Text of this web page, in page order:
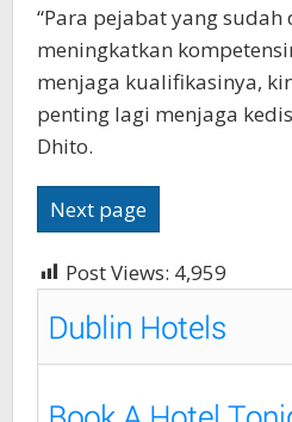
“Para pejabat yang
meningkatkan
menjaga kualifikasinya,
penting lagi menjaga
Dhito.
Next page
Post Views: 4,959